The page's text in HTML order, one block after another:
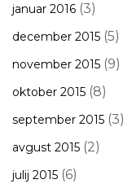
januar 2016 (3)
december 2015 (5)
november 2015 (9)
oktober 2015 (8)
september 2015 (3)
avgust 2015 (2)
julij 2015 (6)